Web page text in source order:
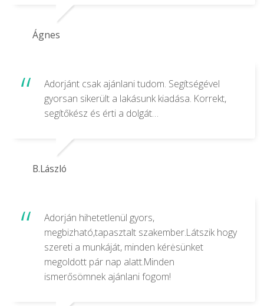
Ágnes
Adorjánt csak ajánlani tudom. Segítségével
gyorsan sikerült a lakásunk kiadása. Korrekt,
segítőkész és érti a dolgát…
B.László
Adorján hihetetlenül gyors,
megbizható,tapasztalt szakember.Látszik hogy
szereti a munkáját, minden kérėsünket
megoldott pár nap alatt.Minden
ismerősömnek ajánlani fogom!